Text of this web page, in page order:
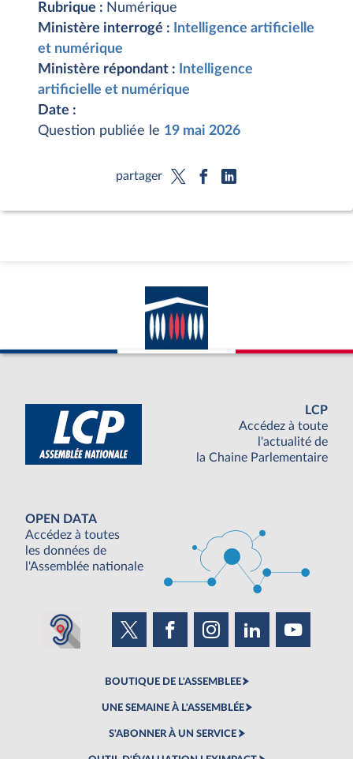
Rubrique : Numérique
Ministère interrogé :
Intelligence artificielle
et numérique
Ministère répondant :
Intelligence
artificielle et numérique
Date :
Question publiée le 19 mai 2026
partager
LCP
Accédez à toute
l'actualité de
la Chaine Parlementaire
OPEN DATA
Accédez à toutes
les données de
l'Assemblée nationale
BOUTIQUE DE L'ASSEMBLEE
UNE SEMAINE À L'ASSEMBLÉE
S'ABONNER À UN SERVICE